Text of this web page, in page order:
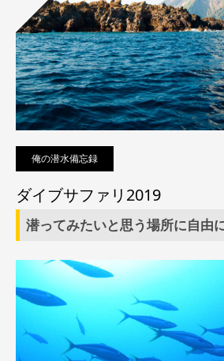
俺の潜水備忘録
ダイブサファリ2019
潜ってみたいと思う場所に自由